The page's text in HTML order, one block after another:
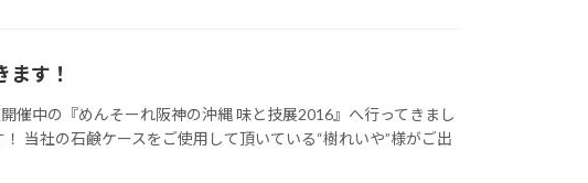
す！
催中の『めんそーれ阪神の沖縄 味と技展2016』へ行ってきまし
当社の石鹸ケースをご使用して頂いている“樹れいや”様がご出